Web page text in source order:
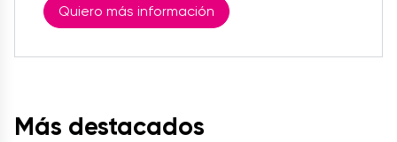
Quiero más información
Más destacados